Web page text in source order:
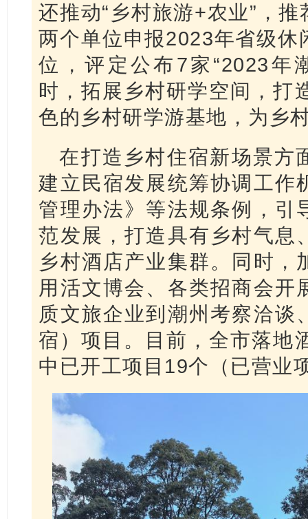
还推动“乡村旅游+农业”，
两个单位申报2023年省级休
位，评定公布7家“2023年
时，拓展乡村研学空间，打
色的乡村研学游基地，为乡
在打造乡村住宿新场景方
建立民宿发展统筹协调工作
管理办法》等法规条例，引
范发展，打造具有乡村气息
乡村酒店产业集群。同时，
用活文博会、各类招商会开
质文旅企业到潮州考察洽谈
宿）项目。目前，全市落地
中已开工项目19个（已营业